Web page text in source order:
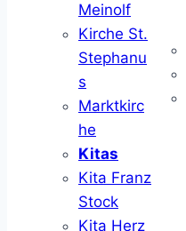
Meinolf
Kirche St.
Stephanu
s
Marktkirc
he
Kitas
Kita Franz
Stock
Kita Herz